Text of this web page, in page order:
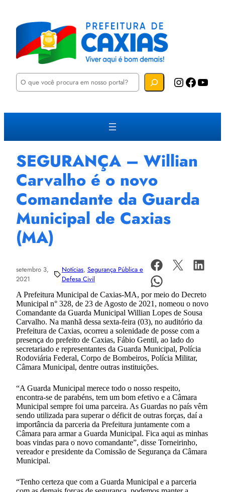
P
u
a
Instagram Facebook YouTube
SEGURANÇA – Willian
Carvalho é o novo
Comandante da Guarda
Municipal de Caxias
(MA)
setembro 3,
2021
Notícias, Segurança Pública e
Defesa Civil
A Prefeitura Municipal de Caxias-MA, por meio do Decreto
Municipal n° 328, de 23 de Agosto de 2021, nomeou o novo
Comandante da Guarda Municipal Willian Lopes de Sousa
Carvalho. Na manhã dessa sexta-feira (03), no auditório da
Prefeitura de Caxias, ocorreu a solenidade de posse com a
presença do prefeito de Caxias, Fábio Gentil, ao lado do
secretariado e representantes da Guarda Municipal, Polícia
Rodoviária Federal, Corpo de Bombeiros, Polícia Militar,
Câmara Municipal, dentre outras instituições.
“A Guarda Municipal merece todo o nosso respeito,
encontra-se de parabéns, tem um bom efetivo e a Câmara
Municipal sempre foi uma parceira. As Guardas no país vêm
sendo utilizada para superar o déficit de outras forças, daí a
importância da parceria da Prefeitura juntamente com a
Câmara para armar a Guarda Municipal. Fica aqui as minhas
boas vindas para o novo comandante”, disse Torneirinho,
vereador e presidente da Comissão de Segurança da Câmara
Municipal.
“Tenho certeza que com a Guarda Municipal e a parceria